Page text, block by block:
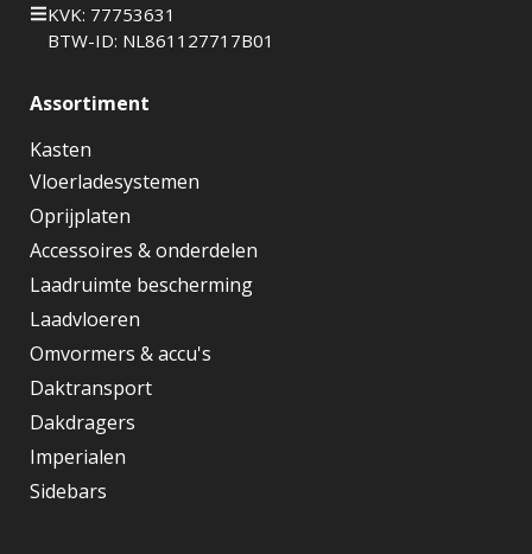
KVK: 77753631
BTW-ID: NL861127717B01
Assortiment
Kasten
Vloerladesystemen
Oprijplaten
Accessoires & onderdelen
Laadruimte bescherming
Laadvloeren
Omvormers & accu's
Daktransport
Dakdragers
Imperialen
Sidebars